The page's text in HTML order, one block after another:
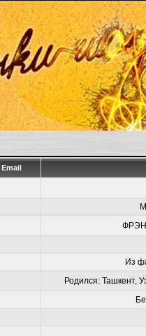
Email
Из
Родился: Ташкент,